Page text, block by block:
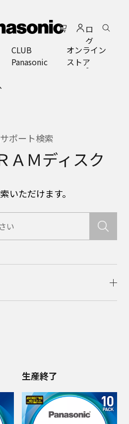
ロ
グ
イ
ン
CLUB
Panasonic
オンライン
ストア
ポート検索
ＡＭディスク
いただけます。
生産終了